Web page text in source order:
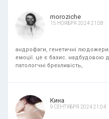
moroziche
15 НОЯБРЯ 2024 21:08
андрофаги, генетичні
емоції. це є базис. надбудовою до
патологчні брехливість,
Кина
9 СЕНТЯБРЯ 2024 21:04